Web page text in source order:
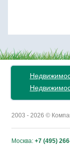
2003 - 2026 ©
Москва: +7 (495)